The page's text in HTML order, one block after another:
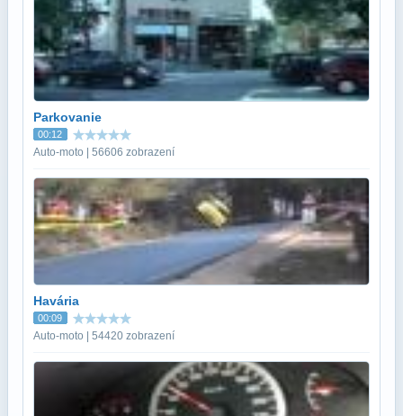
Parkovanie
00:12
Auto-moto | 56606 zobrazení
Havária
00:09
Auto-moto | 54420 zobrazení